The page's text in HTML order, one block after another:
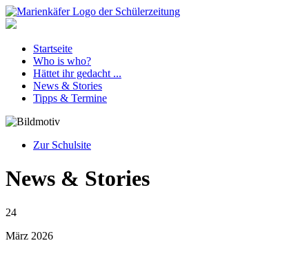
Startseite
Who is who?
Hättet ihr gedacht ...
News & Stories
Tipps & Termine
Zur Schulsite
News & Stories
24
März 2026